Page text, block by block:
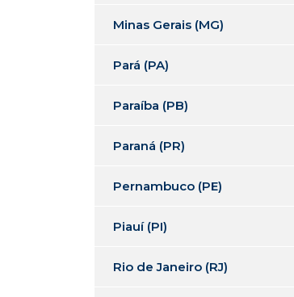
Minas Gerais (MG)
Pará (PA)
Paraíba (PB)
Paraná (PR)
Pernambuco (PE)
Piauí (PI)
Rio de Janeiro (RJ)